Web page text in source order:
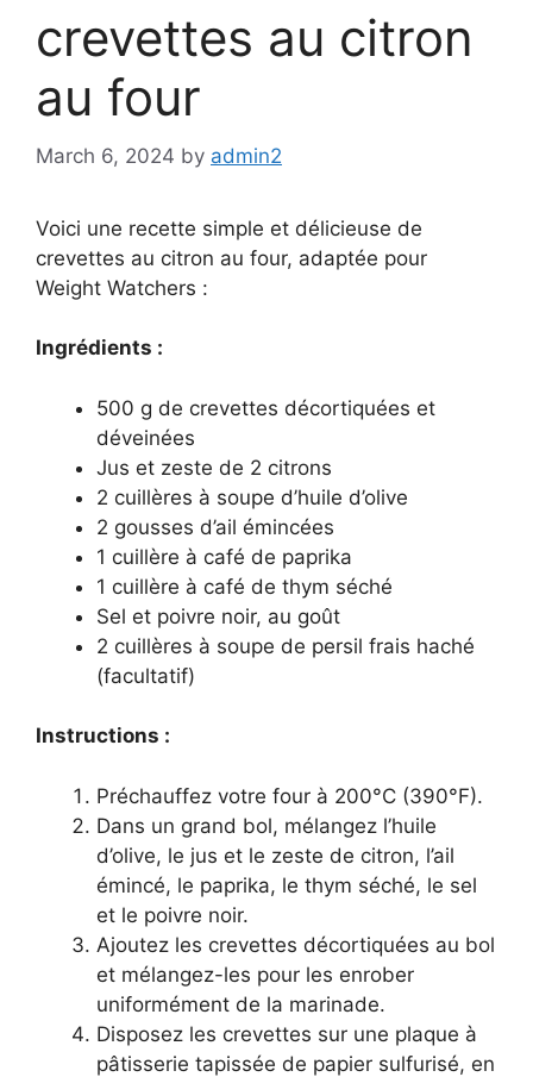
crevettes au citron
au four
March 6, 2024 by admin2
Voici une recette simple et délicieuse de
crevettes au citron au four, adaptée pour
Weight Watchers :
Ingrédients :
500 g de crevettes décortiquées et
déveinées
Jus et zeste de 2 citrons
2 cuillères à soupe d’huile d’olive
2 gousses d’ail émincées
1 cuillère à café de paprika
1 cuillère à café de thym séché
Sel et poivre noir, au goût
2 cuillères à soupe de persil frais haché
(facultatif)
Instructions :
Préchauffez votre four à 200°C (390°F).
Dans un grand bol, mélangez l’huile
d’olive, le jus et le zeste de citron, l’ail
émincé, le paprika, le thym séché, le sel
et le poivre noir.
Ajoutez les crevettes décortiquées au bol
et mélangez-les pour les enrober
uniformément de la marinade.
Disposez les crevettes sur une plaque à
pâtisserie tapissée de papier sulfurisé, en